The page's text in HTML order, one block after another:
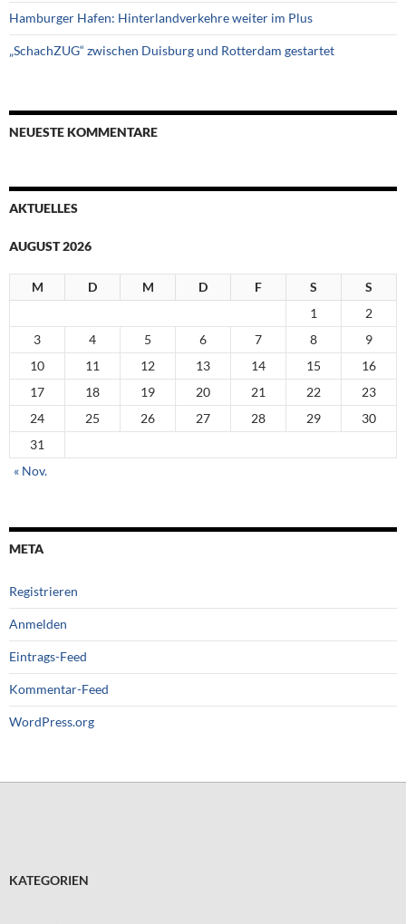
Hamburger Hafen: Hinterlandverkehre weiter im Plus
„SchachZUG“ zwischen Duisburg und Rotterdam gestartet
NEUESTE KOMMENTARE
AKTUELLES
AUGUST 2026
M D M D F S
S
1
2
3
4 5 6 7 8
9
10
11 12 13 14 15
16
17
18 19 20 21 22
23
24
25 26 27 28 29
30
31
« Nov.
META
Registrieren
Anmelden
Eintrags-Feed
Kommentar-Feed
WordPress.org
KATEGORIEN